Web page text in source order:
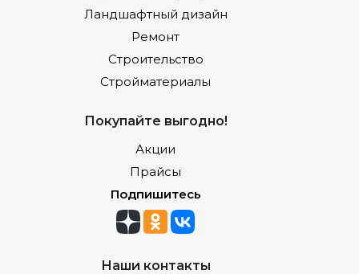
Ландшафтный дизайн
Ремонт
Строительство
Стройматериалы
Покупайте выгодно!
Акции
Прайсы
Подпишитесь
Наши контакты